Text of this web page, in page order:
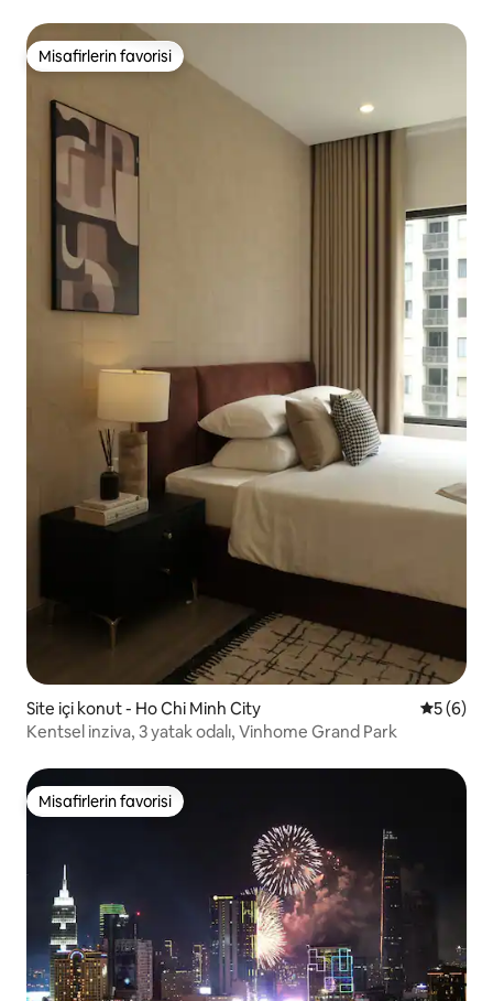
Misafirlerin favorisi
Misafirlerin favorisi
Site içi konut - Ho Chi Minh City 55 (6)
Kentsel inziva, 3 yatak odalı, Vinhome Grand Park
Misafirlerin favorisi
Misafirlerin favorisi